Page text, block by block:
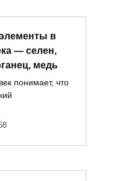
в
— селен,
медь
понимает, что